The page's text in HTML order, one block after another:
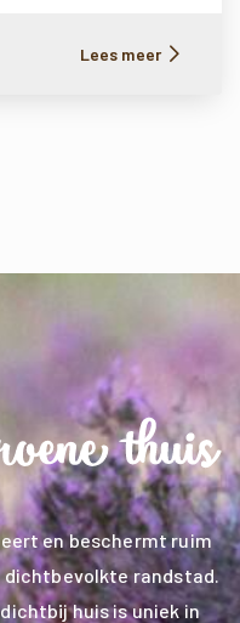
Lees meer
en beschermt ruim
dichtbevolkte randstad.
huis is uniek in